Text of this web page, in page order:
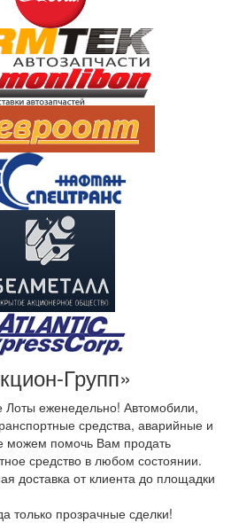
Групп»
еженедельно! Автомобили,
средства, аварийные и
можем помочь Вам продать
средство в любом состоянии.
доставка от клиента до площадки
только прозрачные сделки!